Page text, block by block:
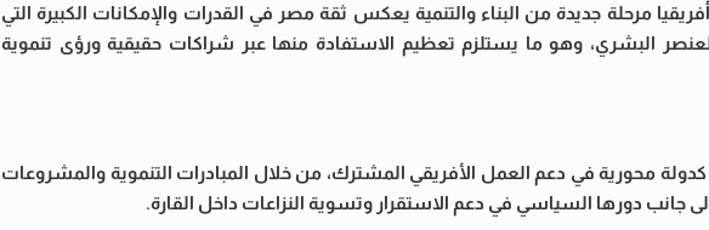
مرحلة جديدة من البناء والتنمية يعكس ثقة مصر في القدرات والإمكانات الكبيرة التي
البشري، وهو ما يستلزم تعظيم الاستفادة منها عبر شراكات حقيقية ورؤى تنموية
محورية في دعم العمل الأفريقي المشترك، من خلال المبادرات التنموية والمشروعات
إلى جانب دورها السياسي في دعم الاستقرار وتسوية النزاعات داخل القارة.